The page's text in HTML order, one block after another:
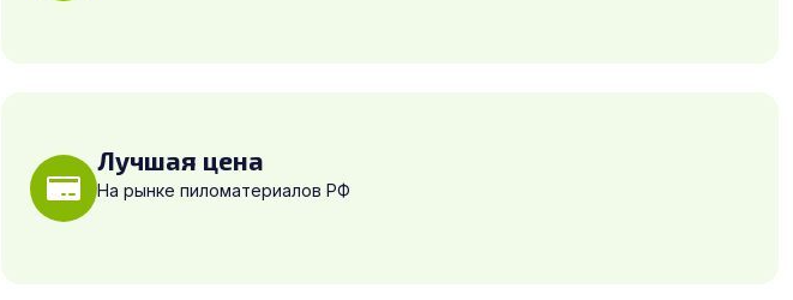
Лучшая цена
На рынке пиломатериалов РФ